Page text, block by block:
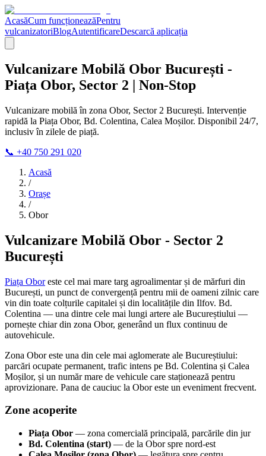
AcasăCum funcționeazăPentru
vulcanizatoriBlogAutentificareDescarcă aplicația
Vulcanizare Mobilă Obor București -
Piața Obor, Sector 2 | Non-Stop
Vulcanizare mobilă în zona Obor, Sector 2 București. Intervenție
rapidă la Piața Obor, Bd. Colentina, Calea Moșilor. Disponibil 24/7,
inclusiv în zilele de piață.
📞 +40 750 291 020
Acasă
/
Orașe
/
Obor
Vulcanizare Mobilă Obor - Sector 2
București
Piața Oboreste cel mai mare targ agroalimentar și de mărfuri din
București, un punct de convergență pentru mii de oameni zilnic care
vin din toate colțurile capitalei și din localitățile din Ilfov. Bd.
Colentina — una dintre cele mai lungi artere ale Bucureștiului —
pornește chiar din zona Obor, generând un flux continuu de
autovehicule.
Zona Obor este una din cele mai aglomerate ale Bucureștiului:
parcări ocupate permanent, trafic intens pe Bd. Colentina și Calea
Moșilor, și un număr mare de vehicule care staționează pentru
aprovizionare. Pana de cauciuc la Obor este un eveniment frecvent.
Zone acoperite
Piața Obor — zona comercială principală, parcările din jur
Bd. Colentina (start) — de la Obor spre nord-est